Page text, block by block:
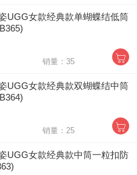
UGG女款经典款单蝴蝶结低筒
销量：35
UGG女款经典款双蝴蝶结中筒
销量：25
UGG女款经典款中筒一粒扣防